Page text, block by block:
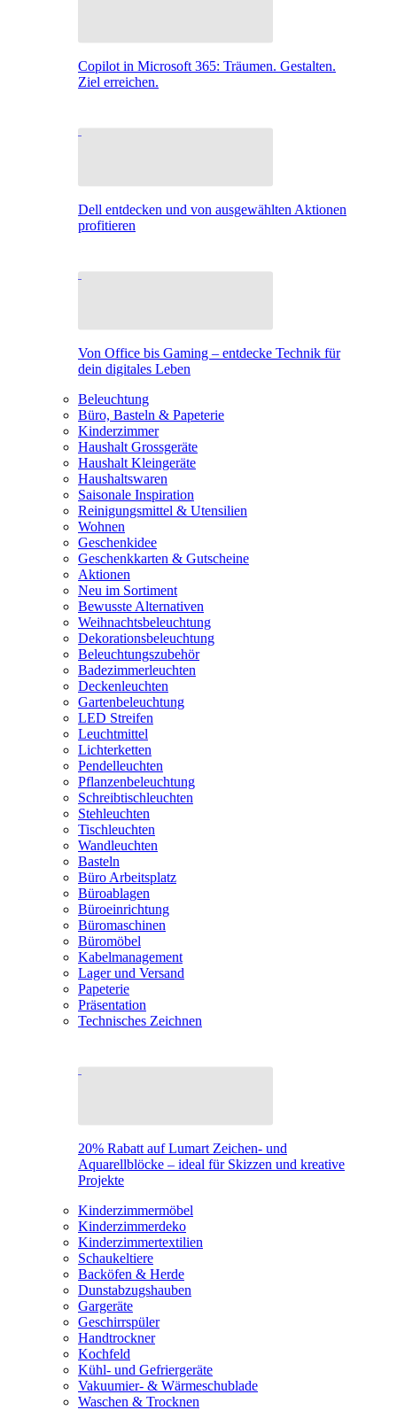
Copilot in Microsoft 365: Träumen. Gestalten.
Ziel erreichen.
Dell entdecken und von ausgewählten Aktionen
profitieren
Von Office bis Gaming – entdecke Technik für
dein digitales Leben
Beleuchtung
Büro, Basteln & Papeterie
Kinderzimmer
Haushalt Grossgeräte
Haushalt Kleingeräte
Haushaltswaren
Saisonale Inspiration
Reinigungsmittel & Utensilien
Wohnen
Geschenkidee
Geschenkkarten & Gutscheine
Aktionen
Neu im Sortiment
Bewusste Alternativen
Weihnachtsbeleuchtung
Dekorationsbeleuchtung
Beleuchtungszubehör
Badezimmerleuchten
Deckenleuchten
Gartenbeleuchtung
LED Streifen
Leuchtmittel
Lichterketten
Pendelleuchten
Pflanzenbeleuchtung
Schreibtischleuchten
Stehleuchten
Tischleuchten
Wandleuchten
Basteln
Büro Arbeitsplatz
Büroablagen
Büroeinrichtung
Büromaschinen
Büromöbel
Kabelmanagement
Lager und Versand
Papeterie
Präsentation
Technisches Zeichnen
20% Rabatt auf Lumart Zeichen- und
Aquarellblöcke – ideal für Skizzen und kreative
Projekte
Kinderzimmermöbel
Kinderzimmerdeko
Kinderzimmertextilien
Schaukeltiere
Backöfen & Herde
Dunstabzugshauben
Gargeräte
Geschirrspüler
Handtrockner
Kochfeld
Kühl- und Gefriergeräte
Vakuumier- & Wärmeschublade
Waschen & Trocknen